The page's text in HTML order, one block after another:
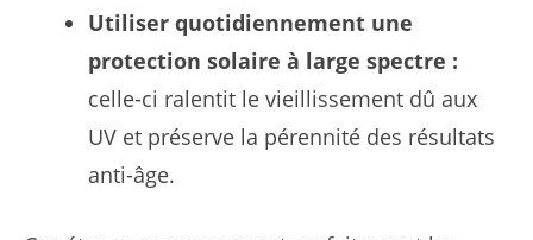
Utiliser quotidiennement une
protection solaire à large spectre :
celle-ci ralentit le vieillissement dû aux
UV et préserve la pérennité des résultats
anti-âge.